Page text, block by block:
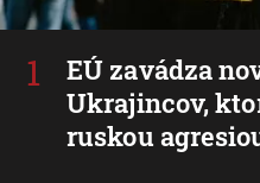
EÚ zavádza
Ukrajincov,
ruskou